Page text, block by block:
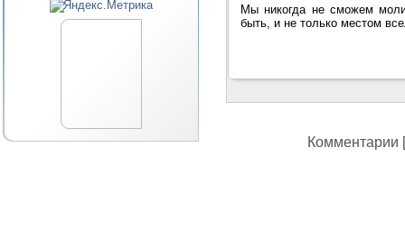
Мы никогда не сможем
быть, и не только местом
Комментарии